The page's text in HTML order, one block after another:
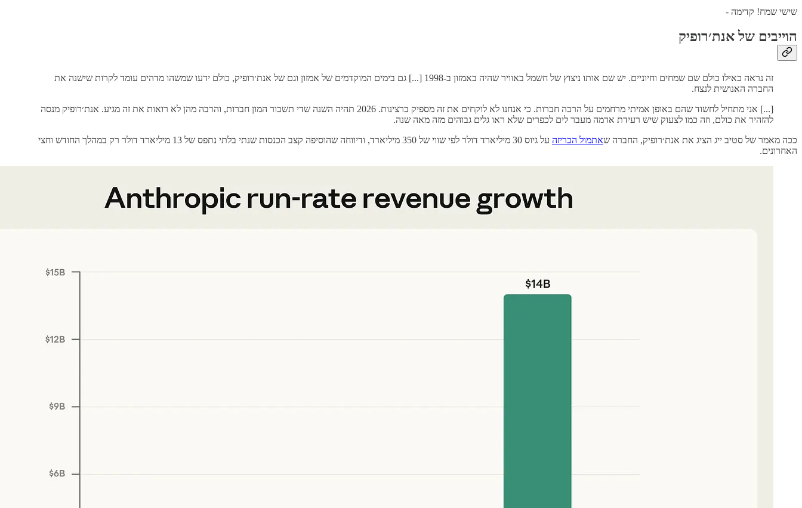
שישי שמח! קדימה -
הוייבים של אנת׳רופיק
זה נראה כאילו כולם שם שמחים וחיוניים. יש שם אותו ניצוץ של חשמל באוויר שהיה באמזון ב-1998 [...] גם בימים המוקדמים של אמזון וגם של אנת׳רופיק, כולם ידעו שמשהו מדהים עומד לקרות שישנה את
החברה האנושית לנצח.
[...] אני מתחיל לחשוד שהם באופן אמיתי מרחמים על הרבה חברות. כי אנחנו לא לוקחים את זה מספיק ברצינות. 2026 תהיה השנה שדי תשבור המון חברות, והרבה מהן לא רואות את זה מגיע. אנת׳רופיק מנסה
להזהיר את כולם, וזה כמו לצעוק שיש רעידת אדמה מעבר לים לכפרים שלא ראו גלים גבוהים מזה מאה שנה.
ככה מאמר של סטיב ייג הציג את אנת׳רופיק, החברה שאתמול הכריזה
על גיוס 30 מיליארד דולר לפי שווי של 350 מיליארד, ודיווחה שהוסיפה קצב הכנסות שנתי בלתי נתפס של 13 מיליארד דולר רק במהלך החודש וחצי
האחרונים.